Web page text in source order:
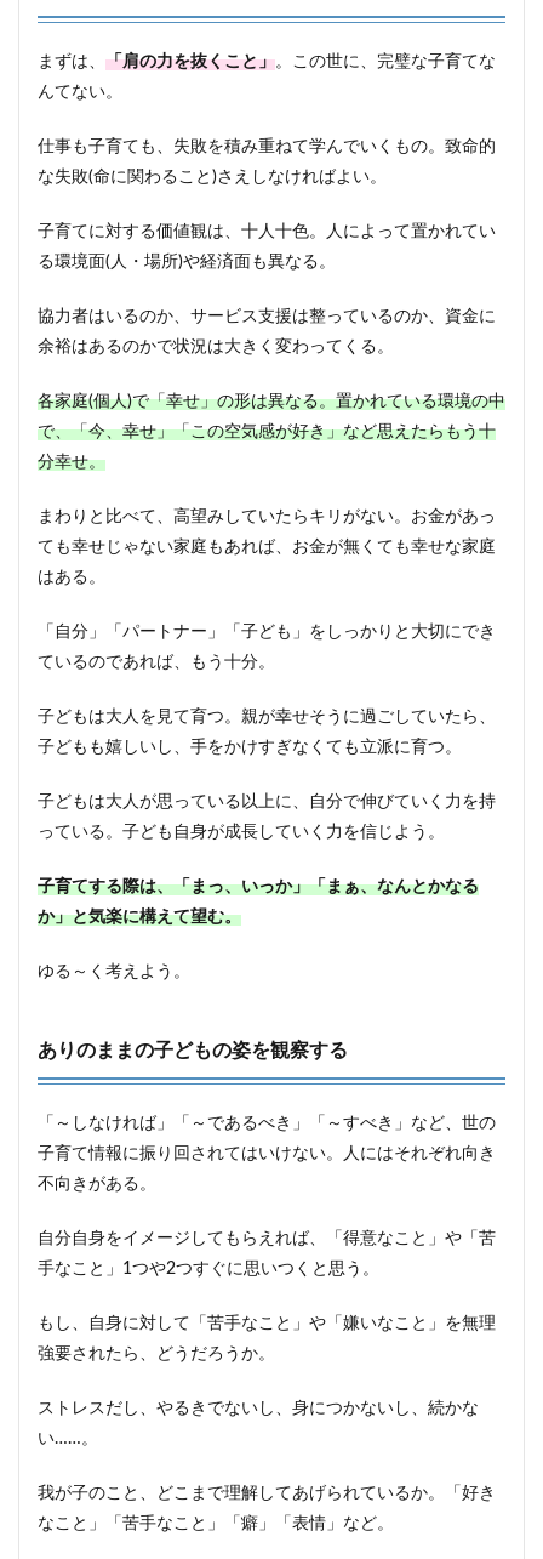
まずは、 「肩の力を抜くこと」。この世に、完璧な子育てな
んてない。
仕事も子育ても、失敗を積み重ねて学んでいくもの。致命的
な失敗(命に関わること)さえしなければよい。
子育てに対する価値観は、十人十色。人によって置かれてい
る環境面(人・場所)や経済面も異なる。
協力者はいるのか、サービス支援は整っているのか、資金に
余裕はあるのかで状況は大きく変わってくる。
各家庭(個人)で「幸せ」の形は異なる。置かれている環境の中
で、「今、幸せ」「この空気感が好き」など思えたらもう十
分幸せ。
まわりと比べて、高望みしていたらキリがない。お金があっ
ても幸せじゃない家庭もあれば、お金が無くても幸せな家庭
はある。
「自分」「パートナー」「子ども」をしっかりと大切にでき
ているのであれば、もう十分。
子どもは大人を見て育つ。親が幸せそうに過ごしていたら、
子どもも嬉しいし、手をかけすぎなくても立派に育つ。
子どもは大人が思っている以上に、自分で伸びていく力を持
っている。子ども自身が成長していく力を信じよう。
子育てする際は、「まっ、いっか」「まぁ、なんとかなる
か」と気楽に構えて望む。
ゆる～く考えよう。
ありのままの子どもの姿を観察する
「～しなければ」「～であるべき」「～すべき」など、世の
子育て情報に振り回されてはいけない。人にはそれぞれ向き
不向きがある。
自分自身をイメージしてもらえれば、「得意なこと」や「苦
手なこと」1つや2つすぐに思いつくと思う。
もし、自身に対して「苦手なこと」や「嫌いなこと」を無理
強要されたら、どうだろうか。
ストレスだし、やるきでないし、身につかないし、続かな
い……。
我が子のこと、どこまで理解してあげられているか。「好き
なこと」「苦手なこと」「癖」「表情」など。